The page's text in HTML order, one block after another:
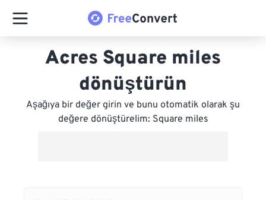
Acres Square miles
dönüştürün
Aşağıya bir değer girin ve bunu otomatik olarak şu
değere dönüştürelim: Square miles